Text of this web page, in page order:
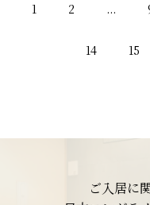
1 2 ...
14 15
ご入居に